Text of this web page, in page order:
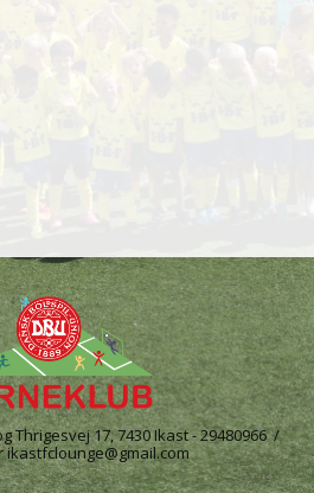
Thrigesvej 17, 7430 Ikast - 29480966 /
ikastfclounge@gmail.com